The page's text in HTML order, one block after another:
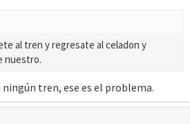
al tren y regresate al celadon y
nuestro.
tren, ese es el problema.